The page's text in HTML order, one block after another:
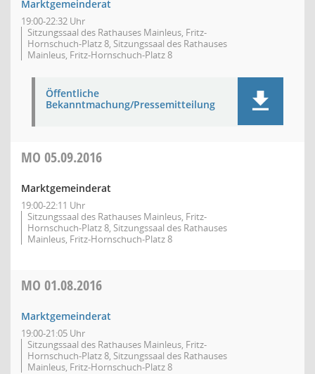
Marktgemeinderat
19:00-22:32 Uhr
Sitzungssaal des Rathauses Mainleus, Fritz-
Hornschuch-Platz 8, Sitzungssaal des Rathauses
Mainleus, Fritz-Hornschuch-Platz 8
Öffentliche
Bekanntmachung/Pressemitteilung
MO 05.09.2016
Marktgemeinderat
19:00-22:11 Uhr
Sitzungssaal des Rathauses Mainleus, Fritz-
Hornschuch-Platz 8, Sitzungssaal des Rathauses
Mainleus, Fritz-Hornschuch-Platz 8
MO 01.08.2016
Marktgemeinderat
19:00-21:05 Uhr
Sitzungssaal des Rathauses Mainleus, Fritz-
Hornschuch-Platz 8, Sitzungssaal des Rathauses
Mainleus, Fritz-Hornschuch-Platz 8